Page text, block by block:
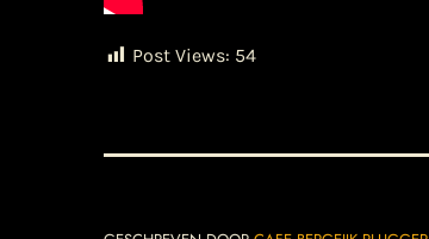
Post Views: 54